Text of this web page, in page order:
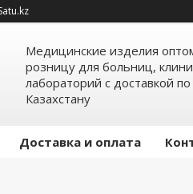
Медицинские изделия
розницу для больниц,
лабораторий с доставкой по
Казахстану
Доставка и оплата